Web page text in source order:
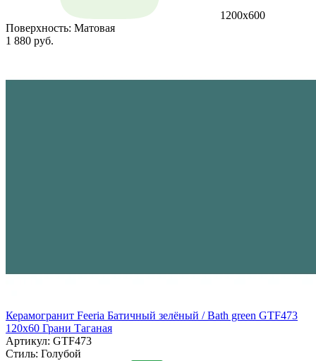
1200х600
Поверхность: Матовая
1 880 руб.
Керамогранит Feeria Батичный зелёный / Bath green GTF473
120х60 Грани Таганая
Артикул: GTF473
Стиль: Голубой